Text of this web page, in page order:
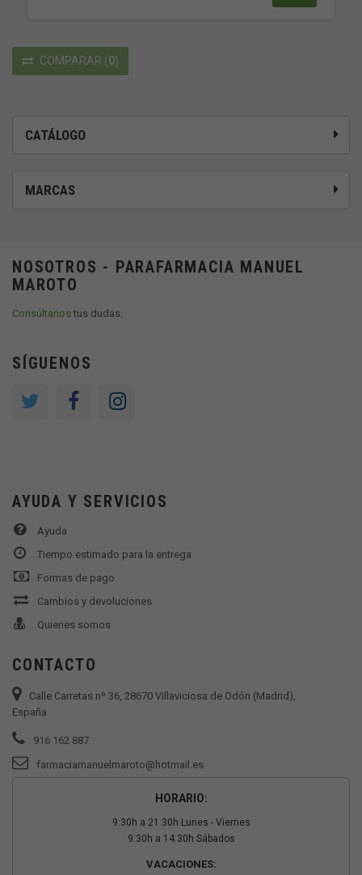
CATÁLOGO
MARCAS
COMPARAR (0)
NOSOTROS - PARAFARMACIA MANUEL
MAROTO
Consúltanostus dudas.
SÍGUENOS
AYUDA Y SERVICIOS
Ayuda
Tiempo estimado para la entrega
Formas de pago
Cambios y devoluciones
Quienes somos
CONTACTO
Calle Carretas nº 36, 28670 Villaviciosa de Odón (Madrid),
España
916 162 887
farmaciamanuelmaroto@hotmail.es
HORARIO:
9:30h a 21:30h Lunes - Viernes
9:30h a 14:30h Sábados
VACACIONES: